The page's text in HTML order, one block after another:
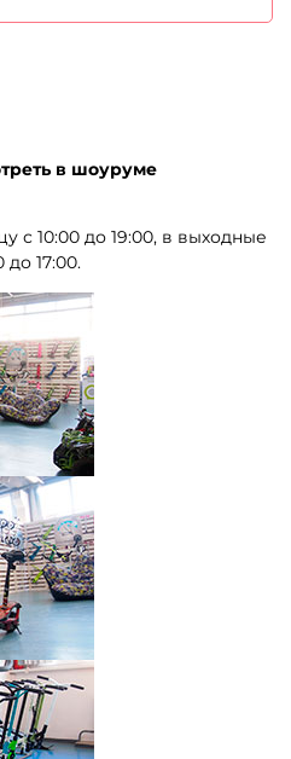
в шоуруме
с 10:00 до 19:00, в выходные
17:00.